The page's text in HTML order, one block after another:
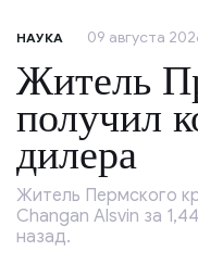
НАУКА 09 августа
Житель
получил
дилера
Житель Пермского
Changan Alsvin за
назад.